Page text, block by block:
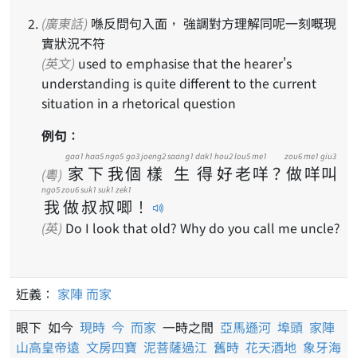
(廣東話)
實狀況不符
(英文)
understanding is quite different to the current
situation in a rhetorical question
例句：
(粵) 家
gaa1
下
haa5
我
ngo5
個
go3
樣
joeng2
生
saang1
得
dak1
好
hou2
老
lou5
咩
me1
？ 做
zou6
咩
me1
叫
giu3
我
ngo5
做
zou6
叔
suk1
叔
suk1
唧
zek1
！
(英) Do I look that old? Why do you call me uncle?
近義： 家陣 而家
眼下 如今 現時 今 而家 一時之間 亞馬遜河 埠頭 家陣
山高皇帝遠 文房四寶 泥菩薩過江 舊時 花天酒地 象牙海